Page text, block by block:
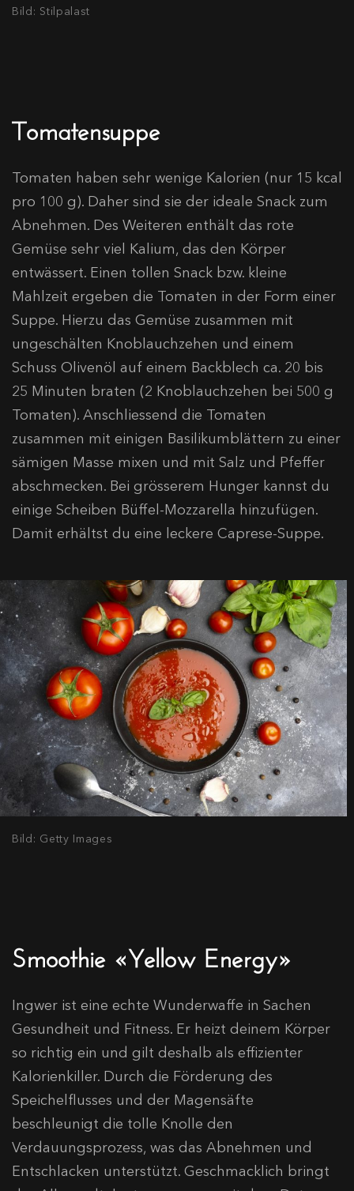
Bild: Stilpalast
Tomatensuppe
Tomaten haben sehr wenige Kalorien (nur 15 kcal
pro 100 g). Daher sind sie der ideale Snack zum
Abnehmen. Des Weiteren enthält das rote
Gemüse sehr viel Kalium, das den Körper
entwässert. Einen tollen Snack bzw. kleine
Mahlzeit ergeben die Tomaten in der Form einer
Suppe. Hierzu das Gemüse zusammen mit
ungeschälten Knoblauchzehen und einem
Schuss Olivenöl auf einem Backblech ca. 20 bis
25 Minuten braten (2 Knoblauchzehen bei 500 g
Tomaten). Anschliessend die Tomaten
zusammen mit einigen Basilikumblättern zu einer
sämigen Masse mixen und mit Salz und Pfeffer
abschmecken. Bei grösserem Hunger kannst du
einige Scheiben Büffel-Mozzarella hinzufügen.
Damit erhältst du eine leckere Caprese-Suppe.
Bild: Getty Images
Smoothie «Yellow Energy»
Ingwer ist eine echte Wunderwaffe in Sachen
Gesundheit und Fitness. Er heizt deinem Körper
so richtig ein und gilt deshalb als effizienter
Kalorienkiller. Durch die Förderung des
Speichelflusses und der Magensäfte
beschleunigt die tolle Knolle den
Verdauungsprozess, was das Abnehmen und
Entschlacken unterstützt. Geschmacklich bringt